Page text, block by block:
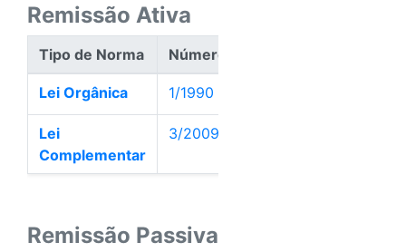
Remissão Ativa
Tipo de Norma Número
Lei Orgânica 1/1990
Lei
Complementar
3/2009
Remissão Passiva